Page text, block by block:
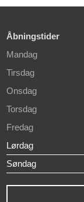
Åbningstider
Mandag
Tirsdag
Onsdag
Torsdag
Fredag
Lørdag
Søndag